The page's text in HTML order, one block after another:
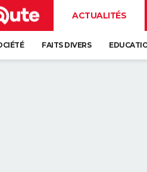
ACTUALITÉS
FAITS DIVERS